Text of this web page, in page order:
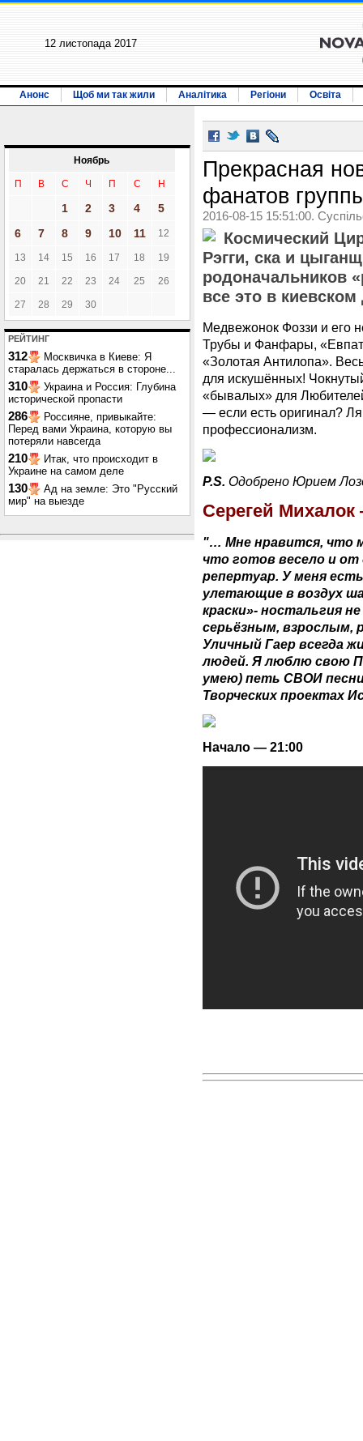
12 листопада 2017
Анонс Щоб ми так жили Аналітика Регіони Освіта
Ноябрь
П В С Ч П С Н
1 2 3 4
5
6
7 8 9 10 11 12
13 14 15 16 17 18 19
20 21 22 23 24 25 26
27 28 29 30
РЕЙТИНГ
312
Москвичка в Киеве: Я
старалась держаться в стороне...
310
Украина и Россия: Глубина
исторической пропасти
286
Россияне, привыкайте:
Перед вами Украина, которую вы
потеряли навсегда
210
Итак, что происходит в
Украине на самом деле
130
Ад на земле: Это "Русский
мир" на выезде
Прекрасная
фанатов
2016-08-15 15:51:00.
Космический
Рэгги, ска и
родоначальников
все это в
Медвежонок Фоззи и его
Трубы и Фанфары,
«Золотая Антилопа».
для искушённых!
«бывалых» для
— если есть оригинал?
профессионализм.
P.S. Одобрено Юрием
Серегей Михалок
"… Мне нравится, что
что готов весело и от
репертуар. У меня
улетающие в воздух
краски»- ностальгия
серьёзным, взрослым,
Уличный Гаер всегда
людей. Я люблю свою
умею) петь СВОИ
Творческих проектах
Начало — 21:00